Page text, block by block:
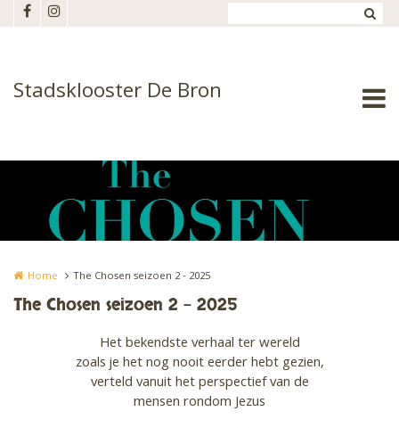
Overslaan en naar de inhoud gaan
Stadsklooster De Bron
Home The Chosen seizoen 2 - 2025
The Chosen seizoen 2 - 2025
Het bekendste verhaal ter wereld
zoals je het nog nooit eerder hebt gezien,
verteld vanuit het perspectief van de
mensen rondom Jezus